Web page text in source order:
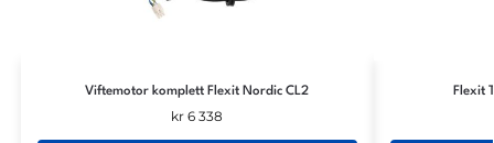
Viftemotor komplett Flexit Nordic CL2
kr 6 338
Flexit